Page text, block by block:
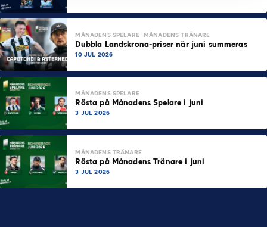
MÅNADENS SPELARE MÅNADENS TRÄNARE
Dubbla Landskrona-priser när juni summeras
10 JUL 2026
MÅNADENS SPELARE
Rösta på Månadens Spelare i juni
3 JUL 2026
MÅNADENS TRÄNARE
Rösta på Månadens Tränare i juni
3 JUL 2026